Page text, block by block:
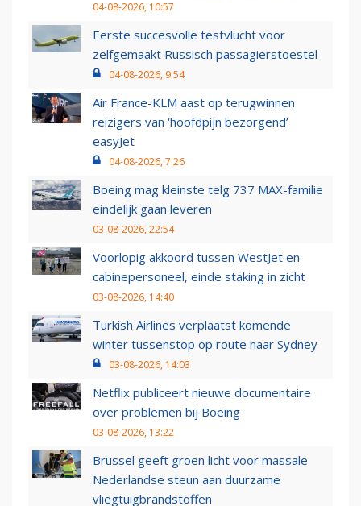
04-08-2026, 10:57
Eerste succesvolle testvlucht voor
zelfgemaakt Russisch passagierstoestel
04-08-2026, 9:54
Air France-KLM aast op terugwinnen
reizigers van ‘hoofdpijn bezorgend’
easyJet
04-08-2026, 7:26
Boeing mag kleinste telg 737 MAX-familie
eindelijk gaan leveren
03-08-2026, 22:54
Voorlopig akkoord tussen WestJet en
cabinepersoneel, einde staking in zicht
03-08-2026, 14:40
Turkish Airlines verplaatst komende
winter tussenstop op route naar Sydney
03-08-2026, 14:03
Netflix publiceert nieuwe documentaire
over problemen bij Boeing
03-08-2026, 13:22
Brussel geeft groen licht voor massale
Nederlandse steun aan duurzame
vliegtuigbrandstoffen